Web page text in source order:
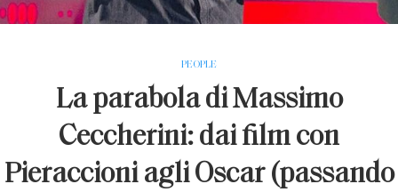
PEOPLE
La parabola di Massimo
Ceccherini: dai film con
Pieraccioni agli Oscar (passando